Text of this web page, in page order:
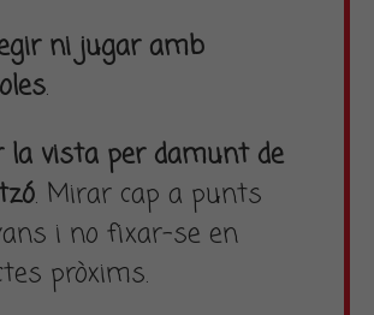
ni jugar amb
.
la vista per damunt de
. Mirar cap a punts
i no fixar-se en
pròxims.